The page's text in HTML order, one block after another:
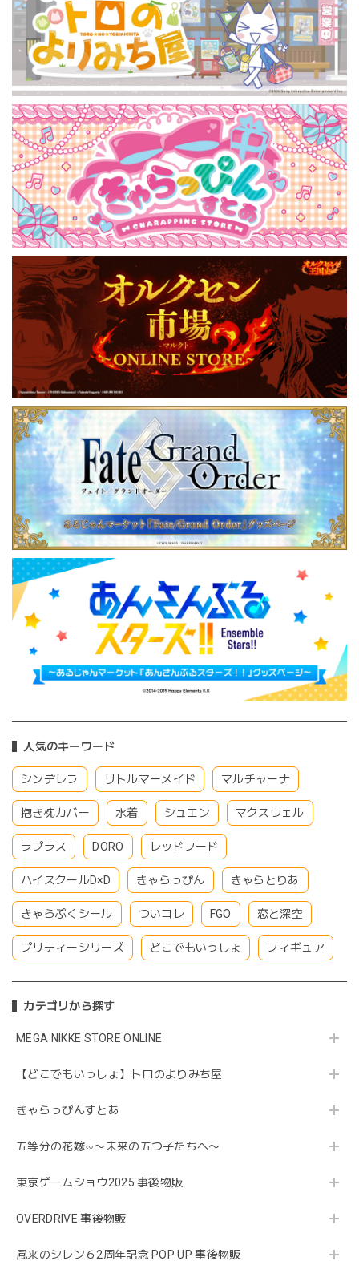
人気のキーワード
シンデレラ リトルマーメイド マルチャーナ
抱き枕カバー 水着 シュエン マクスウェル
ラプラス DORO レッドフード
ハイスクールD×D きゃらっぴん きゃらとりあ
きゃらぷくシール ついコレ FGO 恋と深空
プリティーシリーズ どこでもいっしょ フィギュア
カテゴリから探す
MEGA NIKKE STORE ONLINE
【どこでもいっしょ】トロのよりみち屋
きゃらっぴんすとあ
五等分の花嫁∽〜未来の五つ子たちへ〜
東京ゲームショウ2025 事後物販
OVERDRIVE 事後物販
風来のシレン６2周年記念 POP UP 事後物販